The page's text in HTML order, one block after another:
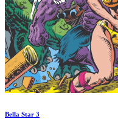
Bella Star 3